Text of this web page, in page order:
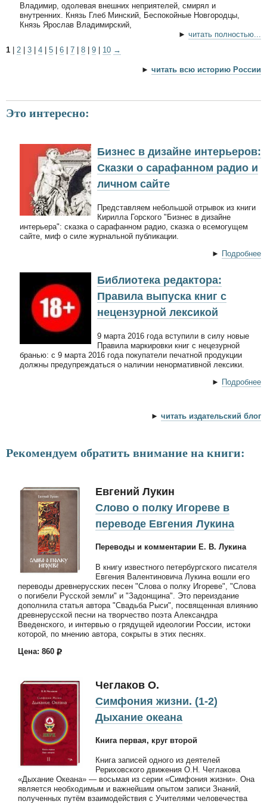
Владимир, одолевая внешних неприятелей, смирял и
внутренних. Князь Глеб Минский, Беспокойные Новгородцы,
Князь Ярослав Владимирский,
► читать полностью...
1
2 3 4 5 6 7 8 9 10 →
► читать всю историю России
Это интересно:
Бизнес в дизайне интерьеров:
Сказки о сарафанном радио и
личном сайте
Представляем небольшой отрывок из книги
Кирилла Горского "Бизнес в дизайне
интерьера": сказка о сарафанном радио, сказка о всемогущем
сайте, миф о силе журнальной публикации.
► Подробнее
Библиотека редактора:
Правила выпуска книг с
нецензурной лексикой
9 марта 2016 года вступили в силу новые
Правила маркировки книг с нецезурной
бранью: с 9 марта 2016 года покупатели печатной продукции
должны предупреждаться о наличии ненормативной лексики.
► Подробнее
► читать издательский блог
Рекомендуем обратить внимание на книги:
Евгений Лукин
Слово о полку Игореве в
переводе Евгения Лукина
Переводы и комментарии Е. В. Лукина
В книгу известного петербургского писателя
Евгения Валентиновича Лукина вошли его
переводы древнерусских песен "Слова о полку Игореве", "Слова
о погибели Русской земли" и "Задонщина". Это переиздание
дополнила статья автора "Свадьба Рыси", посвященная влиянию
древнерусской песни на творчество поэта Александра
Введенского, и интервью о грядущей идеологии России, истоки
которой, по мнению автора, сокрыты в этих песнях.
Цена: 860
Чеглаков О.
Симфония жизни. (1-2)
Дыхание океана
Книга первая, круг второй
Книга записей одного из деятелей
Рериховского движения О.Н. Чеглакова
«Дыхание Океана» — восьмая из серии «Симфония жизни». Она
является необходимым и важнейшим опытом записи Знаний,
полученных путём взаимодействия с Учителями человечества